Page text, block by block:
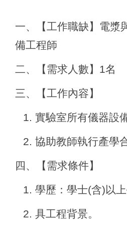
一、【工作職缺】電漿
備工程師
二、【需求人數】1名
三、【工作內容】
1. 實驗室所有儀器設
2. 協助教師執行產學
四、【需求條件】
1. 學歷：學士(含)以上
2. 具工程背景。